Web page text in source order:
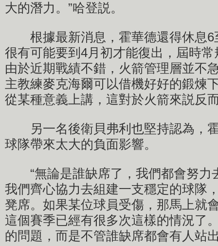
大的潛力。”哈登説。
根據最新消息，霍華德還得休息6
很有可能要到4月初才能復出，屆時
由於近期戰績不錯，火箭管理層並不
主教練麥克海爾可以借機好好的鍛煉
從某種意義上講，這對於火箭來説反
另一名後衛貝弗利也堅持認為，
球隊帶來太大的負面影響。
“無論是誰缺席了，我們都會努力
我們齊心協力去組建一支穩定的球隊
凳席。如果某位球員受傷，那馬上就
這個賽季已經有很多次這樣的情況了
的問題，而是不管誰缺席都會有人站